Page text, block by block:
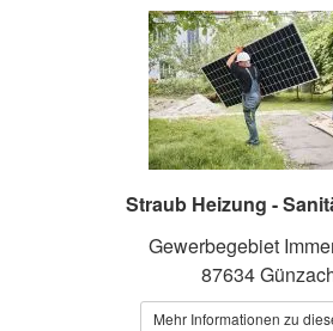
Straub Heizung -
Gewerbegebiet
87634
Mehr Informationen zu